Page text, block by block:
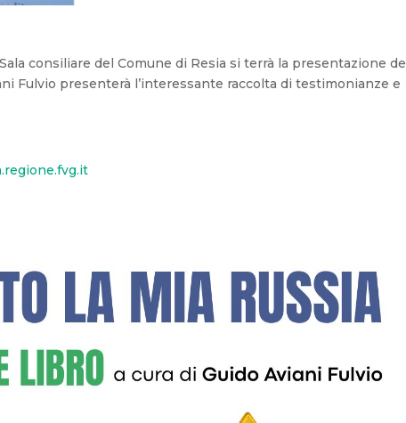
Sala consiliare del Comune di Resia si terrà la presentazione del
Fulvio presenterà l’interessante raccolta di testimonianze e